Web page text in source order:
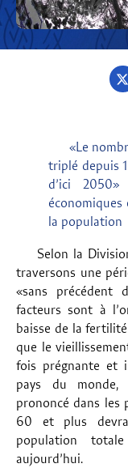
«Le
triplé depuis
d’ici
économiques
la population
Selon la
traversons une
«sans précédent
facteurs sont à
baisse de la
que le
fois prégnante et
pays du monde,
prononcé dans les
60 et plus
population
aujourd’hui.